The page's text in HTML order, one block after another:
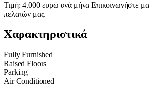
Τιμή: 4.000 ευρώ ανά μήνα Επικοινωνήστε
πελατών μας.
Χαρακτηριστικά
Fully Furnished
Raised Floors
Parking
Air Conditioned